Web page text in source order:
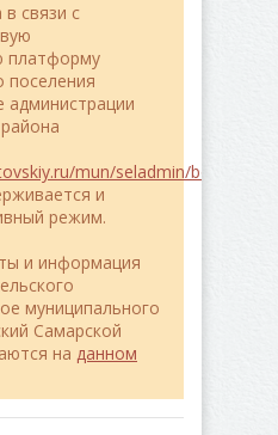
в связи с
платформу
поселения
администрации
mun/seladmin/bogatoe/
и
режим.
и информация
муниципального
Самарской
на данном